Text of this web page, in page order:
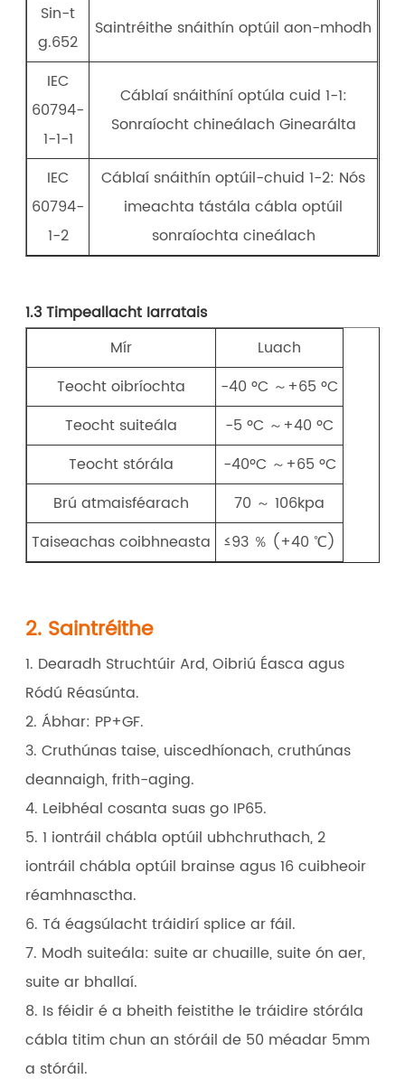
Sin-t
g.652
Saintréithe snáithín optúil aon-mhodh
IEC
60794-
1-1-1
Cáblaí snáithíní optúla cuid 1-1:
Sonraíocht chineálach Ginearálta
IEC
60794-
1-2
Cáblaí snáithín optúil-chuid 1-2: Nós
imeachta tástála cábla optúil
sonraíochta cineálach
1.3 Timpeallacht Iarratais
Mír
Luach
Teocht oibríochta
-40 ºC ～+65 ºC
Teocht suiteála
-5 ºC ～+40 ºC
Teocht stórála
-40ºC ～+65 ºC
Brú atmaisféarach
70 ～ 106kpa
Taiseachas coibhneasta
≤93 ％ (+40 ℃)
2. Saintréithe
1. Dearadh Struchtúir Ard, Oibriú Éasca agus
Ródú Réasúnta.
2. Ábhar: PP+GF.
3. Cruthúnas taise, uiscedhíonach, cruthúnas
deannaigh, frith-aging.
4. Leibhéal cosanta suas go IP65.
5. 1 iontráil chábla optúil ubhchruthach, 2
iontráil chábla optúil brainse agus 16 cuibheoir
réamhnasctha.
6. Tá éagsúlacht tráidirí splice ar fáil.
7. Modh suiteála: suite ar chuaille, suite ón aer,
suite ar bhallaí.
8. Is féidir é a bheith feistithe le tráidire stórála
cábla titim chun an stóráil de 50 méadar 5mm
a stóráil.